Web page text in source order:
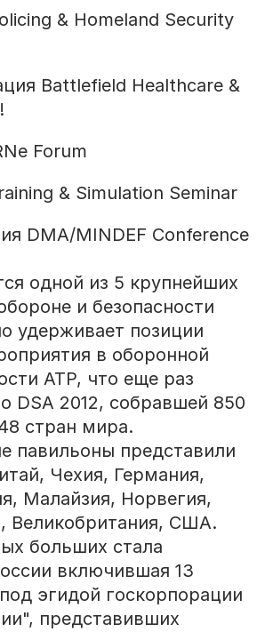
& Homeland Security
Battlefield Healthcare &
Forum
& Simulation Seminar
DMA/MINDEF Conference
одной из 5 крупнейших
и безопасности
удерживает позиции
в оборонной
АТР, что еще раз
DSA 2012, собравшей 850
стран мира.
павильоны представили
Чехия, Германия,
Малайзия, Норвегия,
Великобритания, США.
больших стала
включившая 13
эгидой госкорпорации
представивших